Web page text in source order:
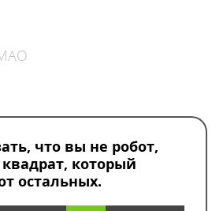
что вы не робот,
который
остальных.